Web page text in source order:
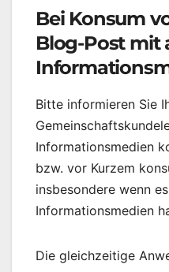
Bei Konsum
Blog-Post mit
Bitte informieren Sie
Informationsmedien
bzw. vor Kurzem
insbesondere wenn
Informationsmedien
Die gleichzeitige